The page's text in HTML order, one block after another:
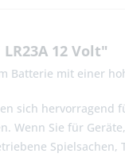
12 Volt"
Batterie mit einer
sich hervorragend
Wenn Sie für